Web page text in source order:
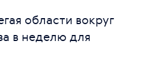
области вокруг
в неделю для